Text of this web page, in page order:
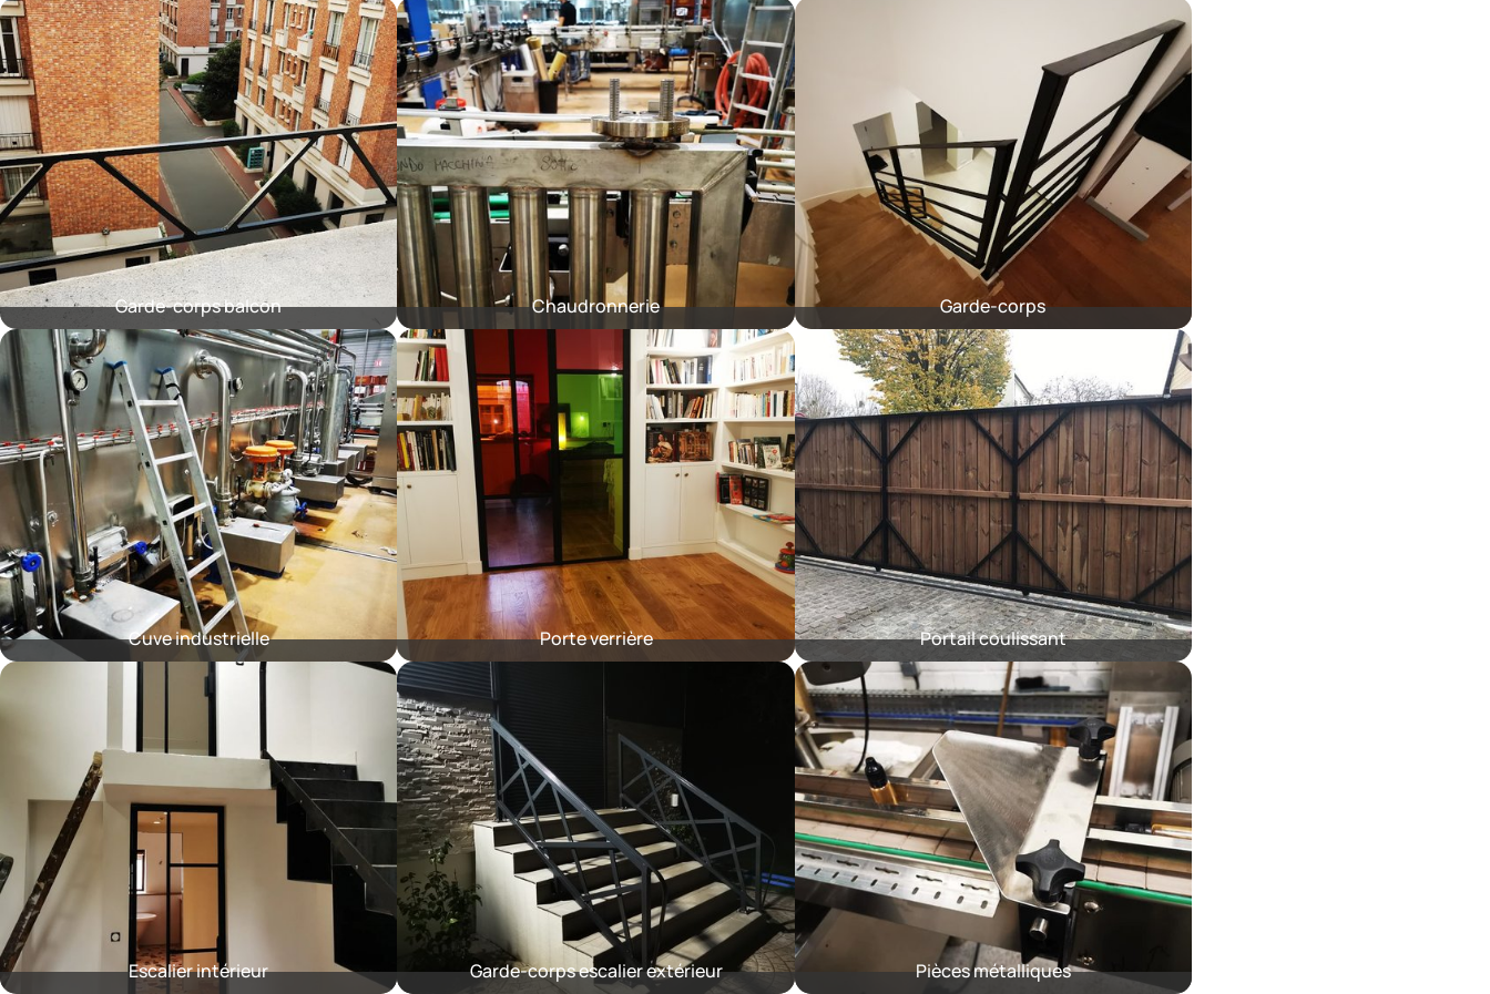
Garde-corps balcon Chaudronnerie Garde-corps
Cuve industrielle Porte verrière Portail coulissant
Escalier intérieur Garde-corps escalier extérieur Pièces métalliques